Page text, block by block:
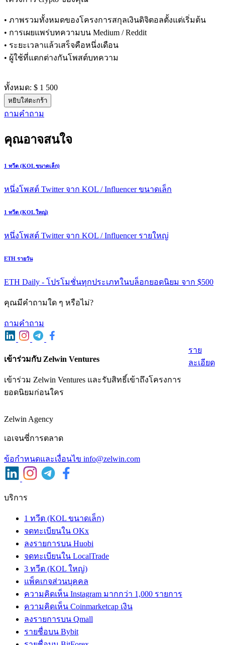
• ภาพรวมทั้งหมดของโครงการสกุลเงินดิจิตอลตั้งแต่เริ่มต้น
• การเผยแพร่บทความบน Medium / Reddit
• ระยะเวลาแล้วเสร็จคือหนึ่งเดือน
• ผู้ใช้ที่แตกต่างกันโพสต์บทความ
ทั้งหมด: $ 1 500
หยิบใส่ตะกร้า
ถามคําถาม
คุณอาจสนใจ
1 ทวีต (KOL ขนาดเล็ก)
หนึ่งโพสต์ Twitter จาก KOL / Influencer ขนาดเล็ก
1 ทวีต (KOL ใหญ่)
หนึ่งโพสต์ Twitter จาก KOL / Influencer รายใหญ่
ETH รายวัน
ETH Daily - โปรโมชั่นทุกประเภทในบล็อกยอดนิยม จาก $500
คุณมีคําถามใด ๆ หรือไม่?
ถามคําถาม
เข้าร่วมกับ Zelwin Ventures
เข้าร่วม Zelwin Ventures และรับสิทธิ์เข้าถึงโครงการ
ยอดนิยมก่อนใคร
ราย
ละเอียด
Zelwin Agency
เอเจนซี่การตลาด
ข้อกําหนดและเงื่อนไข info@zelwin.com
บริการ
1 ทวีต (KOL ขนาดเล็ก)
จดทะเบียนใน OKx
ลงรายการบน Huobi
จดทะเบียนใน LocalTrade
3 ทวีต (KOL ใหญ่)
แพ็คเกจส่วนบุคคล
ความคิดเห็น Instagram มากกว่า 1,000 รายการ
ความคิดเห็น Coinmarketcap เงิน
ลงรายการบน Qmall
รายชื่อบน Bybit